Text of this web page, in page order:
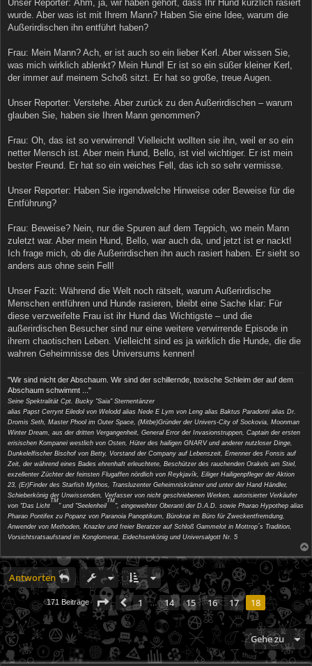
Unser Reporter: Ähm, ja, wir haben gehört, dass Ihr Hund kürzlich rasiert
wurde. Aber was ist mit Ihrem Mann? Haben Sie eine Idee, warum die
Außerirdischen ihn entführt haben?
Frau: Mein Mann? Ach, er ist auch so ein lieber Kerl. Aber wissen Sie,
was mich wirklich ablenkt? Mein Hund! Er ist so ein süßer kleiner Kerl,
der immer auf meinem Schoß sitzt. Er hat so große, treue Augen.
Unser Reporter: Verstehe. Aber zurück zu den Außerirdischen – warum
glauben Sie, haben sie Ihren Mann genommen?
Frau: Oh, das ist so verwirrend! Vielleicht wollten sie ihn, weil er so ein
netter Mensch ist. Aber mein Hund, Bello, ist viel wichtiger. Er ist mein
bester Freund. Er hat so ein weiches Fell, das ich so sehr vermisse.
Unser Reporter: Haben Sie irgendwelche Hinweise oder Beweise für die
Entführung?
Frau: Beweise? Nein, nur die Spuren auf dem Teppich, wo mein Mann
zuletzt war. Aber mein Hund, Bello, war auch da, und jetzt ist er nackt!
Ich frage mich, ob die Außerirdischen ihn auch rasiert haben. Er sieht so
anders aus ohne sein Fell!
Unser Fazit: Während die Welt noch rätselt, warum Außerirdische
Menschen entführen und Hunde rasieren, bleibt eine Sache klar: Für
diese verzweifelte Frau ist ihr Hund das Wichtigste – und die
außerirdischen Besucher sind nur eine weitere verwirrende Episode in
ihrem chaotischen Leben. Vielleicht sind es ja wirklich die Hunde, die die
wahren Geheimnisse des Universums kennen!
"Wir sind nicht der Abschaum. Wir sind der schillernde, toxische Schleim der auf dem
Abschaum schwimmt ..."
Seine Spektralität Cpt. Bucky "Saia" Sternentänzer
alias Papst Cerrynt Eiledol von Welodd alias Nede E Lym von Leng alias Baktus Paradonti alias Dr.
Dromis Seth, Master Phool im Outer Space, (Mitbe)Gründer der Univers-City of Sockovia, Moonman
Winter Dream, aus der dritten Vergangenheit, General Error der Invasionstruppen, Captain der ersten
erisischen Kompanei westlich von Osten, Hüter des hailigen GNARV und anderer nutzloser Dinge,
Dunkelelfischer Bischof von Betty, Vorstand der Company auf Lebenszeit, Ernenner des Fonsis auf
Zeit, der während eines Bades ehrenhaft erleuchtete, Beschützer des rauchenden Orakels am Stiel,
exzellenter Züchter der feinsten Flugaffen nördlich von Reykjavík, Eiliger Hailigenpfleger der Aktion
23, (Er)Finder des Starfish Mythos, Transluzenter Geheimniskrämer und unter der Hand Händler,
Schieberkönig der Unwissenden, Verfasser von nicht geschriebenen Werken, autorisierter Verkäufer
von "Das Licht
TM
" und "Seelenheil
TM
", eingeweihter Oberanti der D.A.D. sowie Pharao Hypothep alias
Pharao Pontifex zu Popanz von Paranoia Panoptikum, Bürokrat im Büro für Zweckentfremdung,
Anwender von Methoden, Knazler und freier Beratzer auf Schloß Gammelot in Mottrop´s Tradition,
Vorsichtsratsaufstand im Konglomerat, Eidechsenkönig und Universalgott Nr. 5
Antworten
171 Beiträge Seite18 von18
Vorherige
1 … 14 15 16 17 18
Gehe zu